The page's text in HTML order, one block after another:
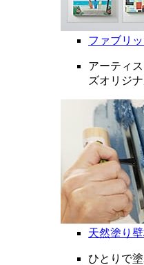
ファブリ
アーティ
ズオリジ
天然塗り
ひとりで